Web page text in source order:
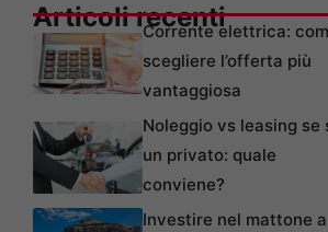
Articoli recenti
Corrente elettrica:
scegliere l’offerta più
vantaggiosa
Noleggio vs leasing se
un privato: quale
conviene?
Investire nel mattone a